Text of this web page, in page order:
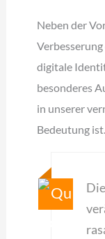
Neben der
digitale
besonderes
in unserer
Bedeutung ist.